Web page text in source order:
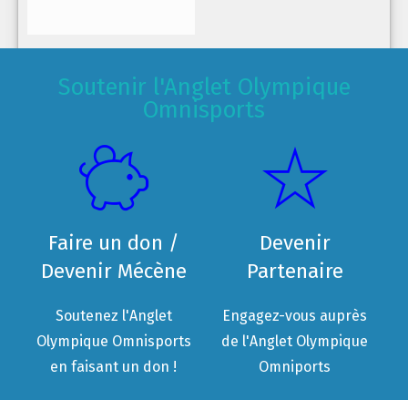
Soutenir l'Anglet Olympique
Omnisports
Faire un don /
Devenir Mécène
Soutenez l'Anglet
Olympique Omnisports
en faisant un don !
Devenir
Partenaire
Engagez-vous auprès
de l'Anglet Olympique
Omniports